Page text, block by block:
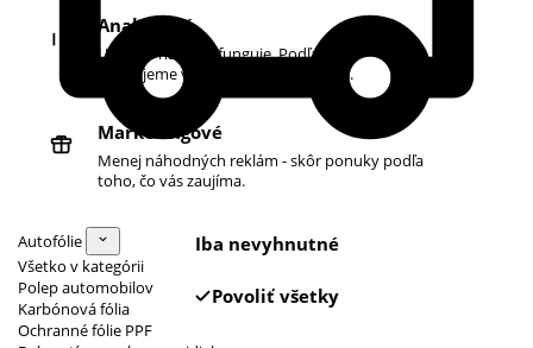
Autofólie
Všetko v kategórii
Polep automobilov
Karbónová fólia
Ochranné fólie PPF
Analytické
Ukazujú nám, čo funguje. Podľa toho
zlepšujeme vyhľadávanie aj ponuku.
Marketingové
Menej náhodných reklám - skôr ponuky podľa
toho, čo vás zaujíma.
Iba nevyhnutné
Povoliť všetky